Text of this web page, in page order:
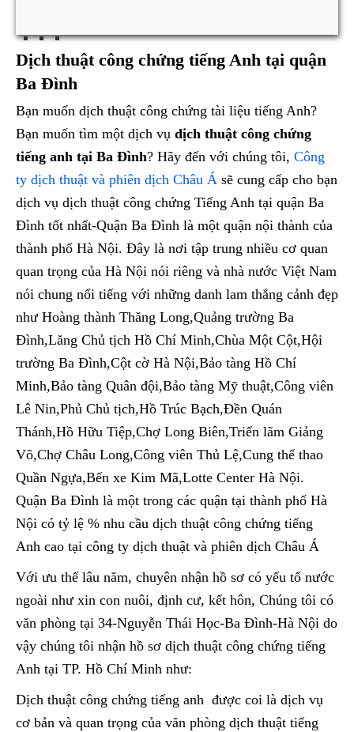
Dịch thuật công chứng tiếng Anh tại quận
Ba Đình
Bạn muốn dịch thuật công chứng tài liệu tiếng Anh?
Bạn muốn tìm một dịch vụ dịch thuật công chứng
tiếng anh tại Ba Đình? Hãy đến với chúng tôi, Công
ty dịch thuật và phiên dịch Châu Á sẽ cung cấp cho bạn
dịch vụ dịch thuật công chứng Tiếng Anh tại quận Ba
Đình tốt nhất-Quận Ba Đình là một quận nội thành của
thành phố Hà Nội. Đây là nơi tập trung nhiều cơ quan
quan trọng của Hà Nội nói riêng và nhà nước Việt Nam
nói chung nổi tiếng với những danh lam thắng cảnh đẹp
như Hoàng thành Thăng Long,Quảng trường Ba
Đình,Lăng Chủ tịch Hồ Chí Minh,Chùa Một Cột,Hội
trường Ba Đình,Cột cờ Hà Nội,Bảo tàng Hồ Chí
Minh,Bảo tàng Quân đội,Bảo tàng Mỹ thuật,Công viên
Lê Nin,Phủ Chủ tịch,Hồ Trúc Bạch,Đền Quán
Thánh,Hồ Hữu Tiệp,Chợ Long Biên,Triển lãm Giảng
Võ,Chợ Châu Long,Công viên Thủ Lệ,Cung thể thao
Quần Ngựa,Bến xe Kim Mã,Lotte Center Hà Nội.
Quận Ba Đình là một trong các quận tại thành phố Hà
Nội có tỷ lệ % nhu cầu dịch thuật công chứng tiếng
Anh cao tại công ty dịch thuật và phiên dịch Châu Á
Với ưu thế lâu năm, chuyên nhận hồ sơ có yếu tố nước
ngoài như xin con nuôi, định cư, kết hôn, Chúng tôi có
văn phòng tại 34-Nguyễn Thái Học-Ba Đình-Hà Nội do
vậy chúng tôi nhận hồ sơ dịch thuật công chứng tiếng
Anh tại TP. Hồ Chí Minh như:
Dịch thuật công chứng tiếng anh được coi là dịch vụ
cơ bản và quan trọng của văn phòng dịch thuật tiếng